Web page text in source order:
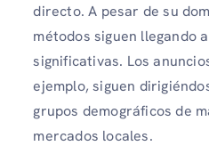
directo. A pesar de su
métodos siguen llegando
significativas. Los
ejemplo, siguen
grupos demográficos de
mercados locales.